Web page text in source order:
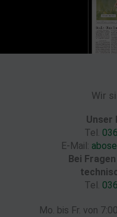
Wir
Unser
Tel.
E-Mail:
Bei
Tel.
Mo. bis Fr. von